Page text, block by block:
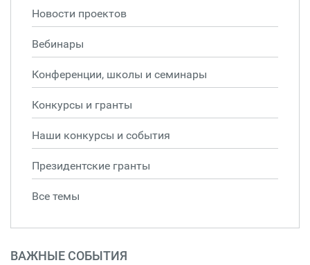
Новости проектов
Вебинары
Конференции, школы и семинары
Конкурсы и гранты
Наши конкурсы и события
Президентские гранты
Все темы
ВАЖНЫЕ СОБЫТИЯ